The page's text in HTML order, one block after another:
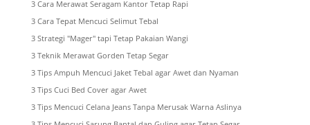
3 Cara Merawat Seragam Kantor Tetap Rapi
3 Cara Tepat Mencuci Selimut Tebal
3 Strategi "Mager" tapi Tetap Pakaian Wangi
3 Teknik Merawat Gorden Tetap Segar
3 Tips Ampuh Mencuci Jaket Tebal agar Awet dan Nyaman
3 Tips Cuci Bed Cover agar Awet
3 Tips Mencuci Celana Jeans Tanpa Merusak Warna Aslinya